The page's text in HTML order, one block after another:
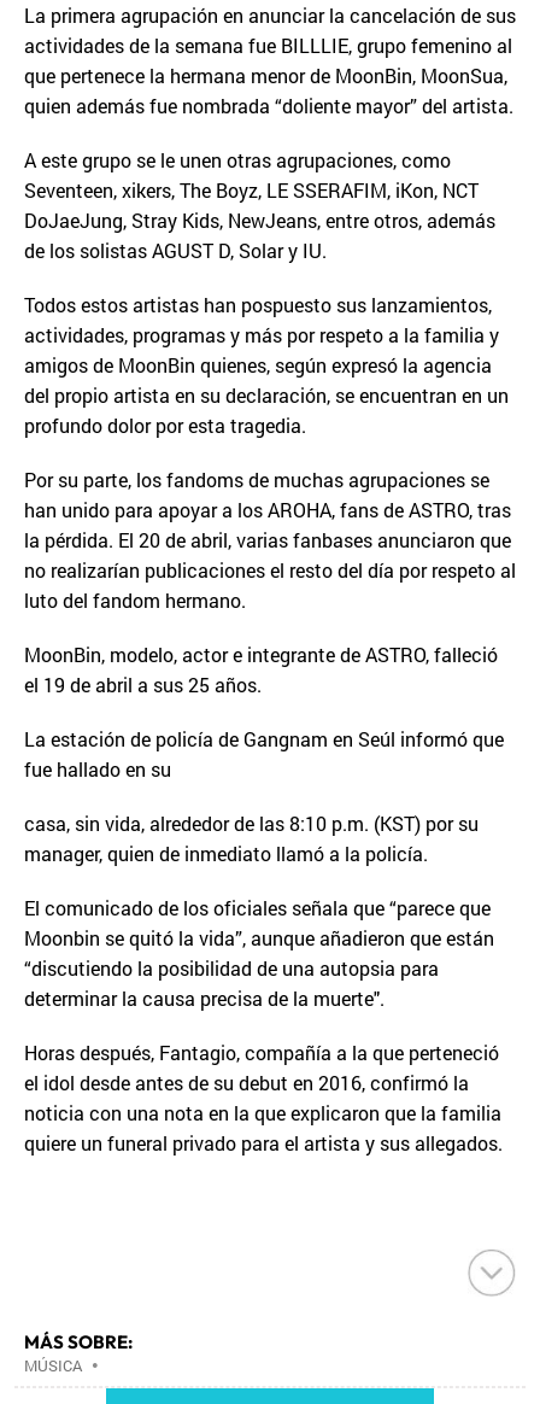
La primera agrupación en anunciar la cancelación de sus
actividades de la semana fue BILLLIE, grupo femenino al
que pertenece la hermana menor de MoonBin, MoonSua,
quien además fue nombrada “doliente mayor” del artista.
A este grupo se le unen otras agrupaciones, como
Seventeen, xikers, The Boyz, LE SSERAFIM, iKon, NCT
DoJaeJung, Stray Kids, NewJeans, entre otros, además
de los solistas AGUST D, Solar y IU.
Todos estos artistas han pospuesto sus lanzamientos,
actividades, programas y más por respeto a la familia y
amigos de MoonBin quienes, según expresó la agencia
del propio artista en su declaración, se encuentran en un
profundo dolor por esta tragedia.
Por su parte, los fandoms de muchas agrupaciones se
han unido para apoyar a los AROHA, fans de ASTRO, tras
la pérdida. El 20 de abril, varias fanbases anunciaron que
no realizarían publicaciones el resto del día por respeto al
luto del fandom hermano.
MoonBin, modelo, actor e integrante de ASTRO, falleció
el 19 de abril a sus 25 años.
La estación de policía de Gangnam en Seúl informó que
fue hallado en su
casa, sin vida, alrededor de las 8:10 p.m. (KST) por su
manager, quien de inmediato llamó a la policía.
El comunicado de los oficiales señala que “parece que
Moonbin se quitó la vida”, aunque añadieron que están
“discutiendo la posibilidad de una autopsia para
determinar la causa precisa de la muerte".
Horas después, Fantagio, compañía a la que perteneció
el idol desde antes de su debut en 2016, confirmó la
noticia con una nota en la que explicaron que la familia
quiere un funeral privado para el artista y sus allegados.
MÁS SOBRE:
MÚSICA •